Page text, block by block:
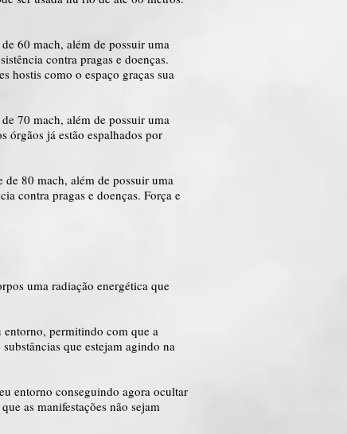
60 mach, além de possuir uma
contra pragas e doenças.
hostis como o espaço graças sua
70 mach, além de possuir uma
órgãos já estão espalhados por
80 mach, além de possuir uma
contra pragas e doenças. Força e
uma radiação energética que
entorno, permitindo com que a
que estejam agindo na
entorno conseguindo agora ocultar
as manifestações não sejam